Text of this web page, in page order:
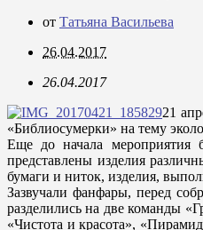
от Татьяна Васильева
26.04.2017
26.04.2017
21
«Библиосумерки» на тему
Еще до начала мероприятия
представлены изделия
бумаги и ниток, изделия,
Зазвучали фанфары, перед
разделились на две команды
«Чистота и красота»,